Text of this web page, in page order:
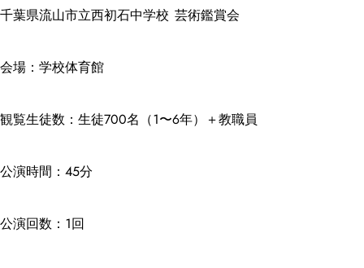
千葉県流山市立西初石中学校 芸術鑑賞会
会場：学校体育館
観覧生徒数：生徒700名（1〜6年）＋教職員
公演時間：45分
公演回数：1回